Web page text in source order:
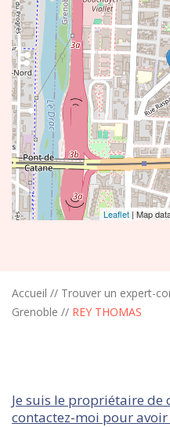
Leaflet| Map
Accueil // Trouver un expert-
Grenoble // REY THOMAS
Je suis le propriétaire de
contactez-moi pour avoir